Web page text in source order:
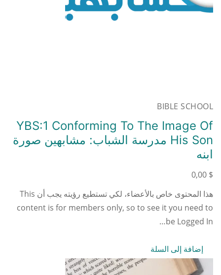
BIBLE SCHOOL
YBS:1 Conforming To The Image Of
His Son مدرسة الشباب: مشابهين صورة
ابنه
0,00 $
هذا المحتوى خاص بالأعضاء، لكي تستطيع رؤيته يجب أن This
content is for members only, so to see it you need to
be Logged In…
إضافة إلى السلة